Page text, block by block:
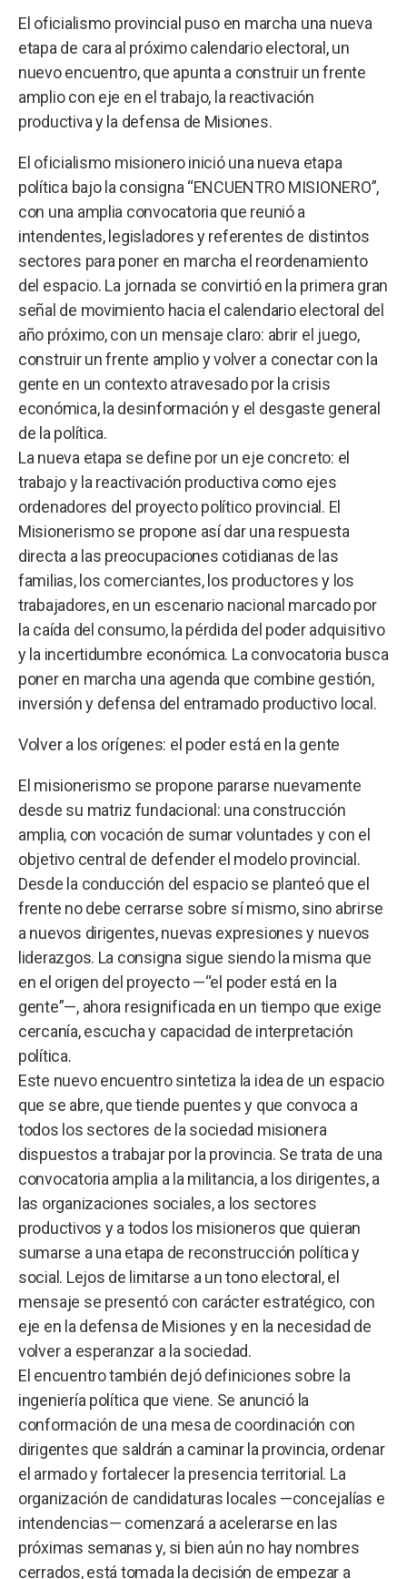
El oficialismo provincial puso en marcha una nueva
etapa de cara al próximo calendario electoral, un
nuevo encuentro, que apunta a construir un frente
amplio con eje en el trabajo, la reactivación
productiva y la defensa de Misiones.
El oficialismo misionero inició una nueva etapa
política bajo la consigna “ENCUENTRO MISIONERO”,
con una amplia convocatoria que reunió a
intendentes, legisladores y referentes de distintos
sectores para poner en marcha el reordenamiento
del espacio. La jornada se convirtió en la primera gran
señal de movimiento hacia el calendario electoral del
año próximo, con un mensaje claro: abrir el juego,
construir un frente amplio y volver a conectar con la
gente en un contexto atravesado por la crisis
económica, la desinformación y el desgaste general
de la política.
La nueva etapa se define por un eje concreto: el
trabajo y la reactivación productiva como ejes
ordenadores del proyecto político provincial. El
Misionerismo se propone así dar una respuesta
directa a las preocupaciones cotidianas de las
familias, los comerciantes, los productores y los
trabajadores, en un escenario nacional marcado por
la caída del consumo, la pérdida del poder adquisitivo
y la incertidumbre económica. La convocatoria busca
poner en marcha una agenda que combine gestión,
inversión y defensa del entramado productivo local.
Volver a los orígenes: el poder está en la gente
El misionerismo se propone pararse nuevamente
desde su matriz fundacional: una construcción
amplia, con vocación de sumar voluntades y con el
objetivo central de defender el modelo provincial.
Desde la conducción del espacio se planteó que el
frente no debe cerrarse sobre sí mismo, sino abrirse
a nuevos dirigentes, nuevas expresiones y nuevos
liderazgos. La consigna sigue siendo la misma que
en el origen del proyecto —“el poder está en la
gente”—, ahora resignificada en un tiempo que exige
cercanía, escucha y capacidad de interpretación
política.
Este nuevo encuentro sintetiza la idea de un espacio
que se abre, que tiende puentes y que convoca a
todos los sectores de la sociedad misionera
dispuestos a trabajar por la provincia. Se trata de una
convocatoria amplia a la militancia, a los dirigentes, a
las organizaciones sociales, a los sectores
productivos y a todos los misioneros que quieran
sumarse a una etapa de reconstrucción política y
social. Lejos de limitarse a un tono electoral, el
mensaje se presentó con carácter estratégico, con
eje en la defensa de Misiones y en la necesidad de
volver a esperanzar a la sociedad.
El encuentro también dejó definiciones sobre la
ingeniería política que viene. Se anunció la
conformación de una mesa de coordinación con
dirigentes que saldrán a caminar la provincia, ordenar
el armado y fortalecer la presencia territorial. La
organización de candidaturas locales —concejalías e
intendencias— comenzará a acelerarse en las
próximas semanas y, si bien aún no hay nombres
cerrados, está tomada la decisión de empezar a